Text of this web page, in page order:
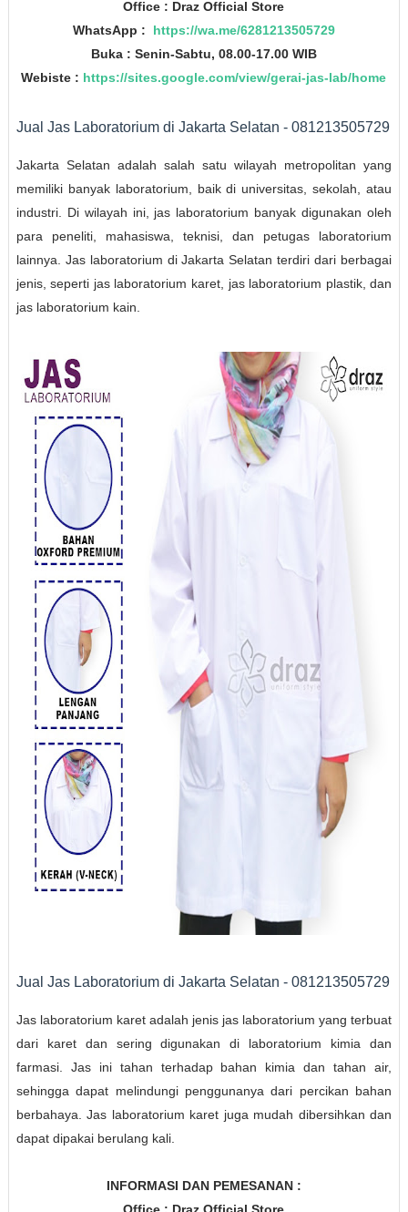
Office : Draz Official Store
WhatsApp : https://wa.me/6281213505729
Buka : Senin-Sabtu, 08.00-17.00 WIB
Webiste : https://sites.google.com/view/gerai-jas-lab/home
Jual Jas Laboratorium di Jakarta Selatan - 081213505729
Jakarta Selatan adalah salah satu wilayah metropolitan yang
memiliki banyak laboratorium, baik di universitas, sekolah, atau
industri. Di wilayah ini, jas laboratorium banyak digunakan oleh
para peneliti, mahasiswa, teknisi, dan petugas laboratorium
lainnya. Jas laboratorium di Jakarta Selatan terdiri dari berbagai
jenis, seperti jas laboratorium karet, jas laboratorium plastik, dan
jas laboratorium kain.
Jual Jas Laboratorium di Jakarta Selatan - 081213505729
Jas laboratorium karet adalah jenis jas laboratorium yang terbuat
dari karet dan sering digunakan di laboratorium kimia dan
farmasi. Jas ini tahan terhadap bahan kimia dan tahan air,
sehingga dapat melindungi penggunanya dari percikan bahan
berbahaya. Jas laboratorium karet juga mudah dibersihkan dan
dapat dipakai berulang kali.
INFORMASI DAN PEMESANAN :